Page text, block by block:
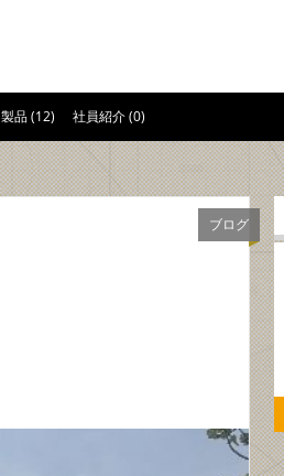
製品 (12) 社員紹介 (0)
ブログ